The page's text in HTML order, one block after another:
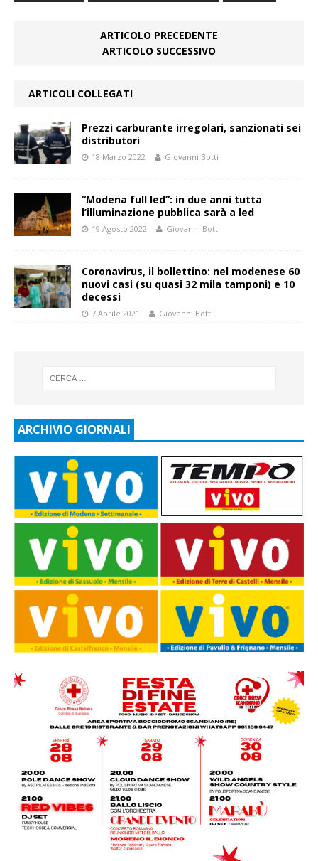
ARTICOLO PRECEDENTE
ARTICOLO SUCCESSIVO
ARTICOLI COLLEGATI
Prezzi carburante irregolari, sanzionati sei
distributori
18 Marzo 2022 Giovanni Botti
“Modena full led”: in due anni tutta
l’illuminazione pubblica sarà a led
19 Agosto 2022 Giovanni Botti
Coronavirus, il bollettino: nel modenese 60
nuovi casi (su quasi 32 mila tamponi) e 10
decessi
7 Aprile 2021 Giovanni Botti
ARCHIVIO GIORNALI